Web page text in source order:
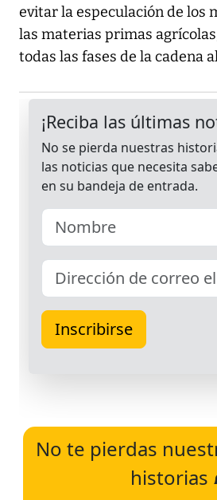
evitar la especulación de los
las materias primas
todas las fases de la cadena
No te pierdas
historias